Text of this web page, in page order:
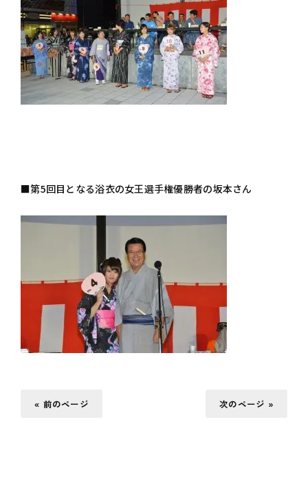
■第5回目となる浴衣の女王選手権優勝者の坂本さん
« 前のページ 次のページ »